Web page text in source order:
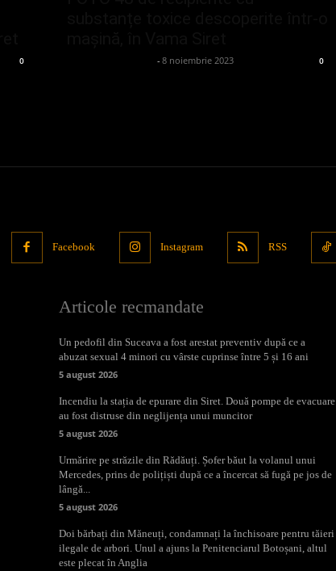
0 - 8 noiembrie 2023 0
Facebook Instagram RSS
Articole recmandate
Un pedofil din Suceava a fost arestat preventiv după ce a
abuzat sexual 4 minori cu vârste cuprinse între 5 și 16 ani
5 august 2026
Incendiu la stația de epurare din Siret. Două pompe de evacuare
au fost distruse din neglijența unui muncitor
5 august 2026
Urmărire pe străzile din Rădăuți. Șofer băut la volanul unui
Mercedes, prins de polițiști după ce a încercat să fugă pe jos de
lângă...
5 august 2026
Doi bărbați din Măneuți, condamnați la închisoare pentru tăieri
ilegale de arbori. Unul a ajuns la Penitenciarul Botoșani, altul
este plecat în Anglia